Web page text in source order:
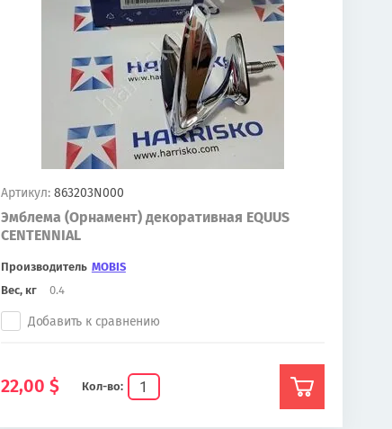
Артикул:863203N000
Эмблема (Орнамент) декоративная EQUUS
CENTENNIAL
Производитель MOBIS
Вес, кг
0.4
Кол-во:
Добавить к сравнению
22,00 $